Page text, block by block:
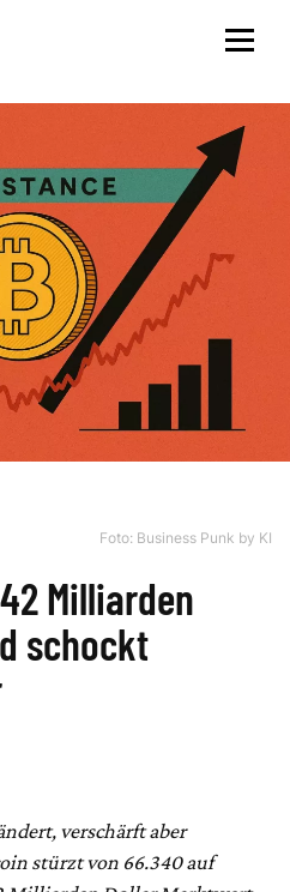
Foto: Business Punk by KI
Milliarden
schockt
verschärft aber
stürzt von 66.340 auf